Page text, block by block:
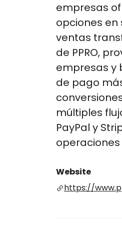
empresas
opciones en
ventas
de PPRO,
empresas y
de pago
múltiples
PayPal y
Website
https://